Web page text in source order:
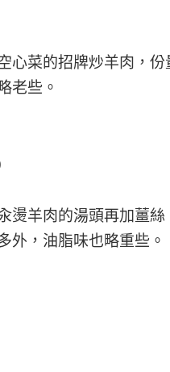
心菜的招牌炒羊肉，
老些。
燙羊肉的湯頭再加薑
外，油脂味也略重些。